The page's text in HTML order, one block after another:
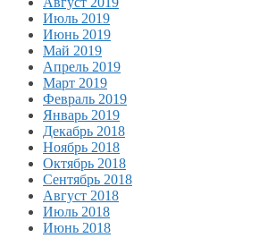
Июль 2019
Июнь 2019
Май 2019
Апрель 2019
Март 2019
Февраль 2019
Январь 2019
Декабрь 2018
Ноябрь 2018
Октябрь 2018
Сентябрь 2018
Август 2018
Июль 2018
Июнь 2018